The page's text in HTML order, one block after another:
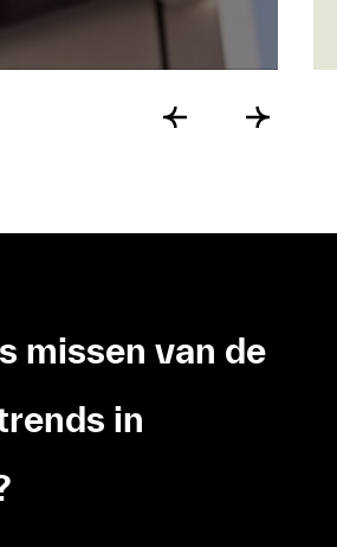
missen van de
in